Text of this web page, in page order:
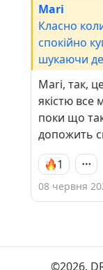
Mari
Класно
спокійно
шукаючи
нас також
питань і
Mari, так,
якістю
поки що
допожить
1
08 червня
©2026.